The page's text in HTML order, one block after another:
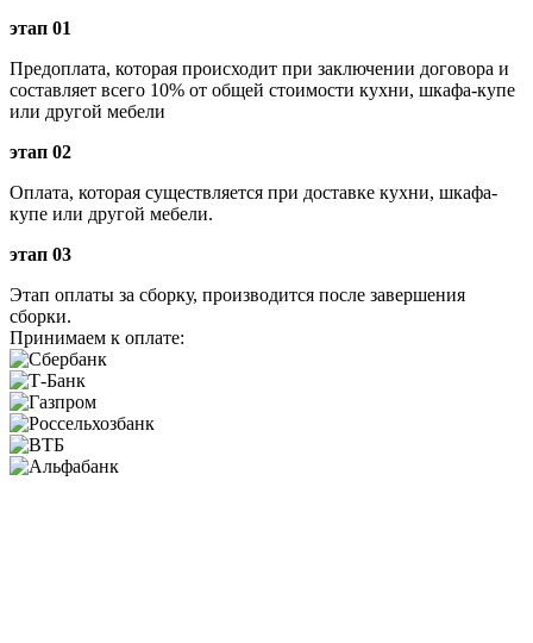
этап 01
Предоплата, которая происходит при заключении договора и
составляет всего 10% от общей стоимости кухни, шкафа-купе
или другой мебели
этап 02
Оплата, которая существляется при доставке кухни, шкафа-
купе или другой мебели.
этап 03
Этап оплаты за сборку, производится после завершения
сборки.
Принимаем к оплате: